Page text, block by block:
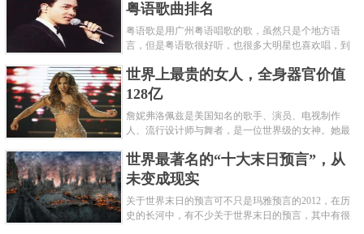
粤语歌曲排名
粤语歌是用广州粤语唱歌的歌，虽然只是个地方语
言，但是粤语歌很好听，也很多大明星也喜欢唱，到
语歌排行榜中选几首歌都是好......
世界上最贵的女人，全身器官价值
128亿
詹妮弗洛佩兹是美国知名的歌手、演员、电视制作
人、流行设计师与舞者，是一位世界级的女神。她最
堪称是世界上最贵的女人，如......
世界最著名的“十大末日预言”，从
未变成现实
关于世界末日的预言可不只是玛雅预言的2012，在历
史的长河中，有不少关于世界末日的预言，其中有很